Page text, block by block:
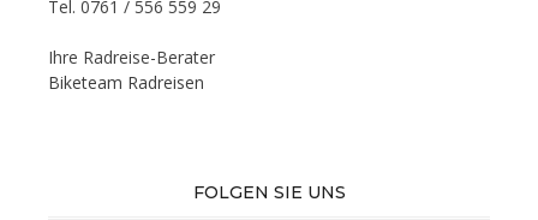
Tel. 0761 / 556 559 29
Ihre Radreise-Berater
Biketeam Radreisen
FOLGEN SIE UNS